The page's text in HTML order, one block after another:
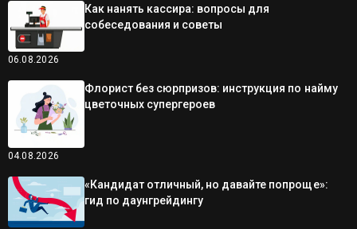
06.08.2026
Как нанять кассира: вопросы для
собеседования и советы
04.08.2026
Флорист без сюрпризов: инструкция по найму
цветочных супергероев
«Кандидат отличный, но давайте попроще»:
гид по даунгрейдингу